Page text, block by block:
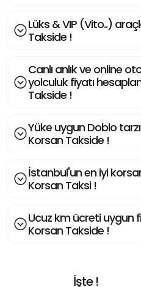
Lüks & VIP (Vito..)
Takside !
Canlı anlık ve online
yolculuk fiyatı
Takside !
Yüke uygun Doblo
Korsan Takside !
İstanbul'un en iyi
Korsan Taksi !
Ucuz km ücreti uygun
Korsan Takside !
İşte !